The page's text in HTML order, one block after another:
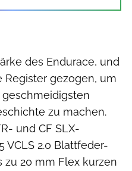
des Endurace, und
gezogen, um
zu machen.
und CF SLX-
VCLS 2.0 Blattfeder-
zu 20 mm Flex kurzen